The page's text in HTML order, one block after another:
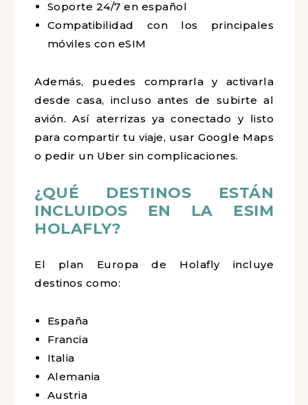
Soporte 24/7 en español
Compatibilidad con los principales
móviles con eSIM
Además, puedes comprarla y activarla
desde casa, incluso antes de subirte al
avión. Así aterrizas ya conectado y listo
para compartir tu viaje, usar Google Maps
o pedir un Uber sin complicaciones.
¿QUÉ DESTINOS ESTÁN
INCLUIDOS EN LA ESIM
HOLAFLY?
El plan Europa de Holafly incluye
destinos como:
España
Francia
Italia
Alemania
Austria